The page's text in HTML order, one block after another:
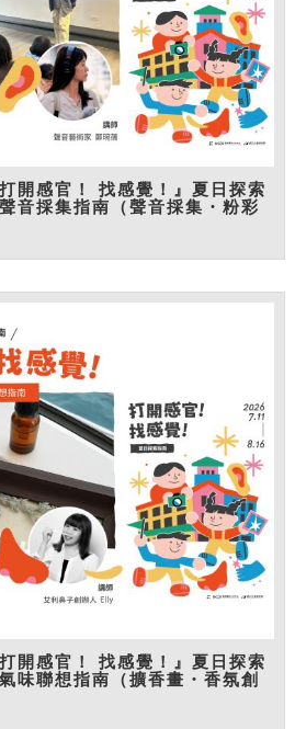
開感官！ 找感覺！』夏日探索
音採集指南（聲音採集・粉彩
開感官！ 找感覺！』夏日探索
味聯想指南（擴香畫・香氛創